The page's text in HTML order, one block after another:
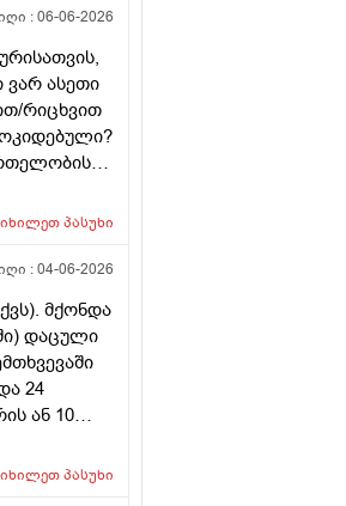
:06-06-2026
ვარ ასეთი
რიცხვით
იხილეთპასუხი
:04-06-2026
მქონდა
დაცული
24
ან 10
იხილეთპასუხი